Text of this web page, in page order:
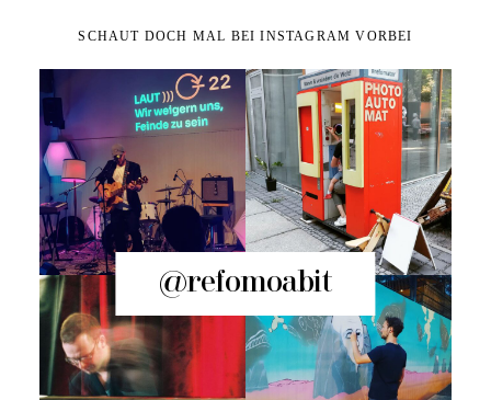
SCHAUT DOCH MAL BEI INSTAGRAM VORBEI
@refomoabit